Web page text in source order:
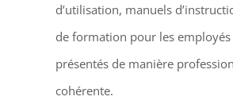
d’utilisation, manuels
de formation pour les employés
présentés de manière
cohérente.